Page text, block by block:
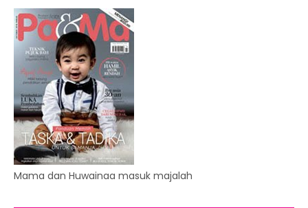
Mama dan Huwainaa masuk majalah